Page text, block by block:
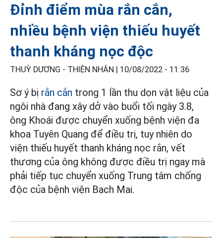
Đỉnh điểm mùa rắn cắn,
nhiều bệnh viện thiếu huyết
thanh kháng nọc độc
THUỲ DƯƠNG - THIỆN NHÂN | 10/08/2022 - 11:36
Sơ ý bị rắn cắn trong 1 lần thu dọn vật liệu của
ngôi nhà đang xây dở vào buổi tối ngày 3.8,
ông Khoái được chuyển xuống bệnh viện đa
khoa Tuyên Quang để điều trị, tuy nhiên do
viện thiếu huyết thanh kháng nọc rắn, vết
thương của ông không được điều trị ngay mà
phải tiếp tục chuyển xuống Trung tâm chống
độc của bệnh viện Bạch Mai.